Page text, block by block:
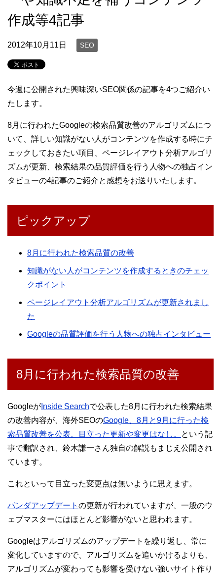
作成等4記事
2012年10月11日 SEO
今週に公開された興味深いSEO関係の記事を4つご紹介い
たします。
8月に行われたGoogleの検索品質改善のアルゴリズムにつ
いて、詳しい知識がない人がコンテンツを作成する時にチ
ェックしておきたい項目、ページレイアウト分析アルゴリ
ズムが更新、検索結果の品質評価を行う人物への独占イン
タビューの4記事のご紹介と感想をお送りいたします。
ピックアップ
8月に行われた検索品質の改善
知識がない人がコンテンツを作成するときのチェッ
クポイント
ページレイアウト分析アルゴリズムが更新されまし
た
Googleの品質評価を行う人物への独占インタビュー
8月に行われた検索品質の改善
Googleが Inside Searchで公表した8月に行われた検索結果
の改善内容が、海外SEOのGoogle、8月と9月に行った検
索品質改善を公表。目立った更新や変更はなし。
という記
事で翻訳され、鈴木謙一さん独自の解説もまじえ公開され
ています。
これといって目立った変更点は無いように思えます。
パンダアップデート の更新が行われていますが、一般のウ
ェブマスターにはほとんど影響がないと思われます。
Googleはアルゴリズムのアップデートを繰り返し、常に
変化していますので、アルゴリズムを追いかけるよりも、
アルゴリズムが変わっても影響を受けない強いサイト作り